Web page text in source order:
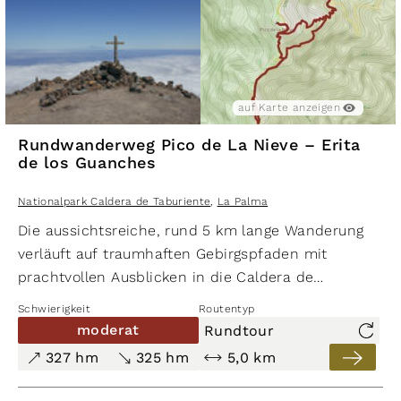
schwer
381 hm
1.156 hm
13,9 km
Wanderung von Los Brecitos durch
die Caldera de Taburiente
Nationalpark Caldera de Taburiente
,
La Palma
auf Karte anzeigen
auf Karte ausblenden
auf Karte anzeigen
Rundwanderweg Pico de La Nieve – Erita
de los Guanches
Nationalpark Caldera de Taburiente, La Palma
Die aussichtsreiche, rund 5 km lange Wanderung
verläuft auf traumhaften Gebirgspfaden mit
prachtvollen Ausblicken in die Caldera de
Taburiente. Am Pico de la Sabina befindet sich ein
Tagoror, ein Kultplatz der Ureinwohner mit
Schwierigkeit Routentyp
moderat
Rundtour
327 hm
325 hm 5,0 km